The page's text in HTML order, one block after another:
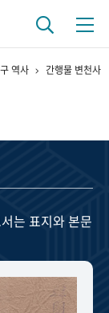
들
영상 기록물
역사 간행물 변천사
는 표지와 본문